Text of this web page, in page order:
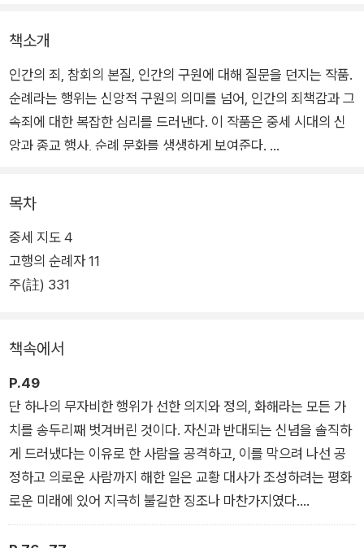
책소개
인간의 죄, 참회의 본질, 인간의 구원에 대해 질문을 던지는 작품.
순례라는 행위는 신앙적 구원의 의미를 넘어, 인간의 죄책감과 그
속죄에 대한 복잡한 심리를 드러낸다. 이 작품은 중세 시대의 신
앙과 종교 행사, 순례 문화를 생생하게 보여준다.
1141년, 성 위니프리드 유골을 슈루즈베리의 수도원으로 옮긴 지
4년, 유골 이장을 기념하는 축제에 참여하기 위해 순례자들이 수
도원에 모여든다. 캐드펠 수사는 이 순례자들 중 누군가가 큰 비
밀을 숨기고 있다는 것을 알게 되는데……. 성 위니프리드의 성스
러운 기적들과 더불어 정체를 알 수 없는 이상한 일들이 연달아
목차
중세 지도 4
고행의 순례자 11
주(註) 331
책속에서
P.49
단 하나의 무자비한 행위가 선한 의지와 정의, 화해라는 모든 가
치를 송두리째 벗겨버린 것이다. 자신과 반대되는 신념을 솔직하
게 드러냈다는 이유로 한 사람을 공격하고, 이를 막으려 나선 공
정하고 의로운 사람까지 해한 일은 교황 대사가 조성하려는 평화
로운 미래에 있어 지극히 불길한 징조나 마찬가지였다.
“그럼 그 기사를 살해한 죄로 아무도 체포되지 않았다는 말씀인